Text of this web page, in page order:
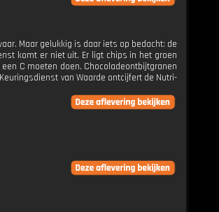
Maar gelukkig is daar iets op bedacht: de
komt er niet uit. Er ligt chips in het groen
C moeten doen. Chocoladeontbijtgranen
van Waarde ontcijfert de Nutri-